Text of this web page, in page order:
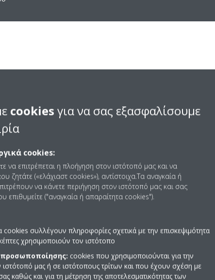
δύο σπείρες,
τροχιά
και μέσες
υψηλή απόδοση
cookies για να σας εξασφαλίσουμε
cookies:
να επιτρέπεται η πλοήγηση στον ιστότοπό μας και να
ζητάτε («ελάχιαστ cookies»), αντίστοιχα.Τα αναγκαία ή
να κάνετε περιήγηση στον ιστότοπό μας και σας
επιθυμείτε ("αναγκαία ή απαραίτητα cookies").
cookies συλλέγουν πληροφορίες σχετικά με την επισκεψιμότητα
χρησιμοποιούν τον ιστότοπο
προσωποποίησης: cookies που χρησιμοποιούνται για την
μας ή σε ιστότοπους τρίτων και που έχουν σχέση με
καθώς και για τη μέτρηση της αποτελεσματικότητας των